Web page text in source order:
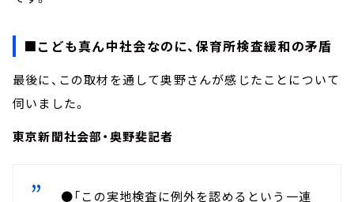
■こども真ん中社会なのに、保育所検査緩和の矛盾
最後に、この取材を通して奥野さんが感じたことについて
伺いました。
東京新聞社会部・奥野斐記者
●「この実地検査に例外を認めるという一連